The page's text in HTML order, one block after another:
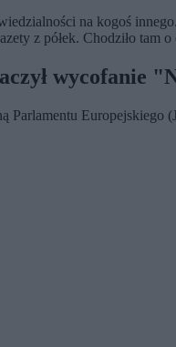
na kogoś
z półek. Chodziło tam
wycofanie
Parlamentu